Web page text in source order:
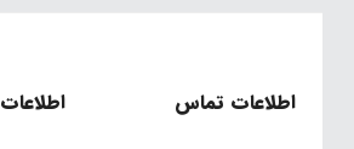
اطلاعات تماس اطلاعات